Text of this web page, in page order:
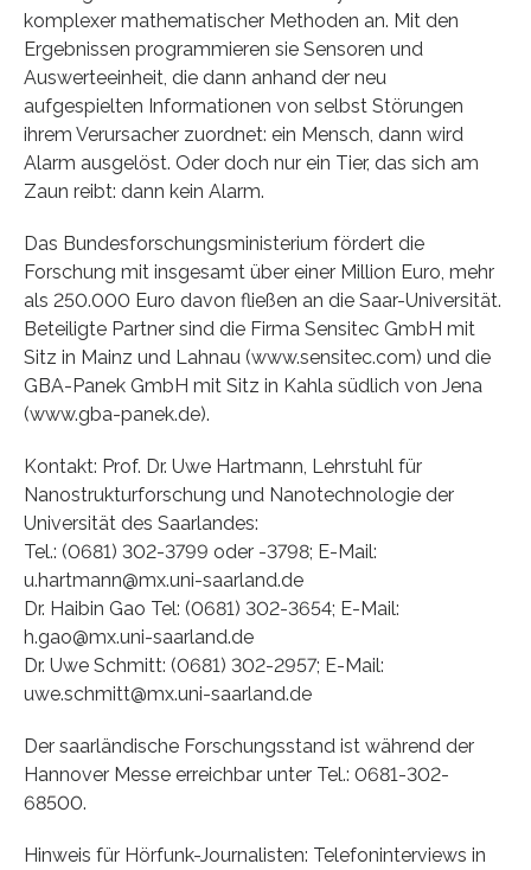
komplexer mathematischer Methoden an. Mit den
Ergebnissen programmieren sie Sensoren und
Auswerteeinheit, die dann anhand der neu
aufgespielten Informationen von selbst Störungen
ihrem Verursacher zuordnet: ein Mensch, dann wird
Alarm ausgelöst. Oder doch nur ein Tier, das sich am
Zaun reibt: dann kein Alarm.
Das Bundesforschungsministerium fördert die
Forschung mit insgesamt über einer Million Euro, mehr
als 250.000 Euro davon fließen an die Saar-Universität.
Beteiligte Partner sind die Firma Sensitec GmbH mit
Sitz in Mainz und Lahnau (www.sensitec.com) und die
GBA-Panek GmbH mit Sitz in Kahla südlich von Jena
(www.gba-panek.de).
Kontakt: Prof. Dr. Uwe Hartmann, Lehrstuhl für
Nanostrukturforschung und Nanotechnologie der
Universität des Saarlandes:
Tel.: (0681) 302-3799 oder -3798; E-Mail:
u.hartmann@mx.uni-saarland.de
Dr. Haibin Gao Tel: (0681) 302-3654; E-Mail:
h.gao@mx.uni-saarland.de
Dr. Uwe Schmitt: (0681) 302-2957; E-Mail:
uwe.schmitt@mx.uni-saarland.de
Der saarländische Forschungsstand ist während der
Hannover Messe erreichbar unter Tel.: 0681-302-
68500.
Hinweis für Hörfunk-Journalisten: Telefoninterviews in